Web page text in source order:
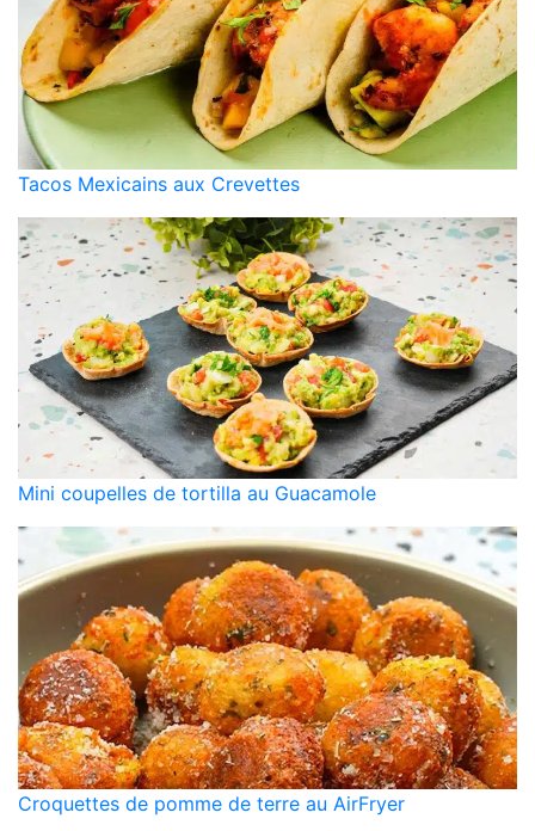
Tacos Mexicains aux Crevettes
Mini coupelles de tortilla au Guacamole
Croquettes de pomme de terre au AirFryer